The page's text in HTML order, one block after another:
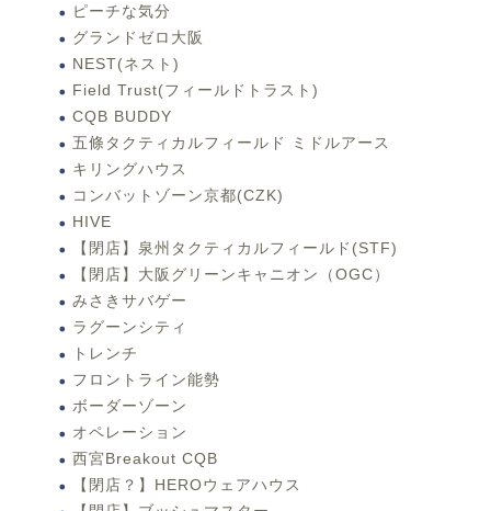
ピーチな気分
グランドゼロ大阪
NEST(ネスト)
Field Trust(フィールドトラスト)
CQB BUDDY
五條タクティカルフィールド ミドルアース
キリングハウス
コンバットゾーン京都(CZK)
HIVE
【閉店】泉州タクティカルフィールド(STF)
【閉店】大阪グリーンキャニオン（OGC）
みさきサバゲー
ラグーンシティ
トレンチ
フロントライン能勢
ボーダーゾーン
オペレーション
西宮Breakout CQB
【閉店？】HEROウェアハウス